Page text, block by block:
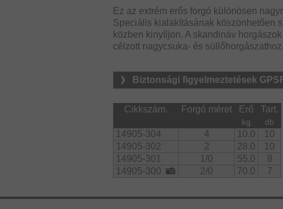
Ez az extrém erős forgó különösen
Speciális kialakításának köszönhetően
közben kinyíljon. A skandináv
célzott nagycsuka- és süllőhorgászathoz.
Biztonsági figyelmeztetések
Cikkszám. Forgó méret Erő Tart.
kg db
14905-304 4 10.0
10
14905-302
2 28.0
10
14905-301
1/0 55.0
8
14905-300
2/0 70.0 7